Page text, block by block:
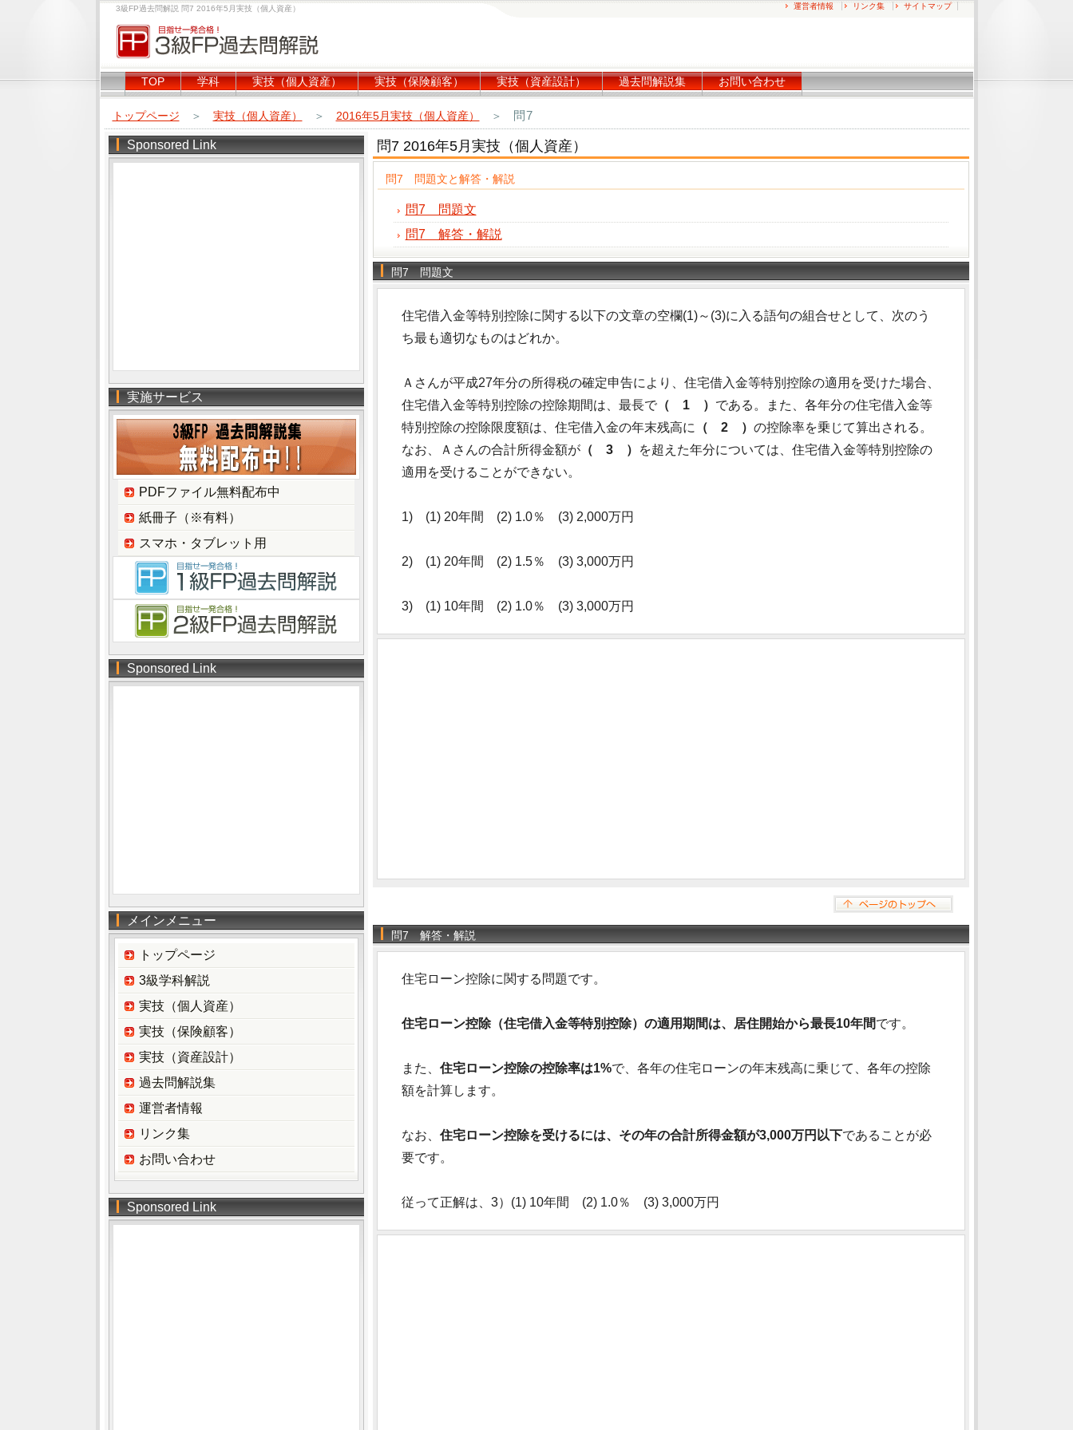
3級FP過去問解説 問7 2016年5月実技（個人資産） 運営者情報 リンク集 サイトマップ
TOP 学科 実技（個人資産） 実技（保険顧客） 実技（資産設計） 過去問解説集 お問い合わせ
トップページ ＞ 実技（個人資産） ＞ 2016年5月実技（個人資産） ＞ 問7
問7 2016年5月実技（個人資産）
問7 問題文と解答・解説
問7 問題文
問7 解答・解説
問7 問題文
住宅借入金等特別控除に関する以下の文章の空欄(1)～(3)に入る語句の組合せとして、次のう
ち最も適切なものはどれか。
Ａさんが平成27年分の所得税の確定申告により、住宅借入金等特別控除の適用を受けた場合、
住宅借入金等特別控除の控除期間は、最長で（ 1 ） である。また、各年分の住宅借入金等
特別控除の控除限度額は、住宅借入金の年末残高に （ 2 ） の控除率を乗じて算出される。
なお、Ａさんの合計所得金額が（ 3 ）
を超えた年分については、住宅借入金等特別控除の
適用を受けることができない。
1) (1) 20年間 (2) 1.0％ (3) 2,000万円
2) (1) 20年間 (2) 1.5％ (3) 3,000万円
3) (1) 10年間 (2) 1.0％ (3) 3,000万円
問7 解答・解説
住宅ローン控除に関する問題です。
住宅ローン控除（住宅借入金等特別控除）の適用期間は、居住開始から最長10年間です。
また、 住宅ローン控除の控除率は1%で、各年の住宅ローンの年末残高に乗じて、各年の控除
額を計算します。
なお、 住宅ローン控除を受けるには、その年の合計所得金額が3,000万円以下であることが必
要です。
従って正解は、3）(1) 10年間 (2) 1.0％ (3) 3,000万円
Sponsored Link
実施サービス
PDFファイル無料配布中
紙冊子（※有料）
スマホ・タブレット用
Sponsored Link
メインメニュー
トップページ
3級学科解説
実技（個人資産）
実技（保険顧客）
実技（資産設計）
過去問解説集
運営者情報
リンク集
お問い合わせ
Sponsored Link